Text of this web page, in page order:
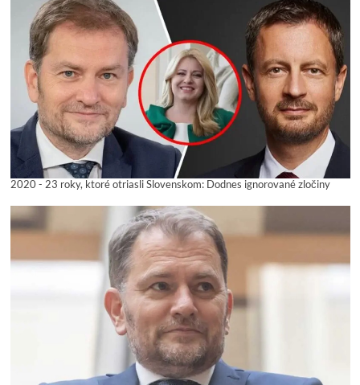
2020 - 23 roky, ktoré otriasli Slovenskom: Dodnes ignorované zločiny